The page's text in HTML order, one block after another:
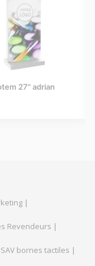
|
Revendeurs |
SAV bornes tactiles |